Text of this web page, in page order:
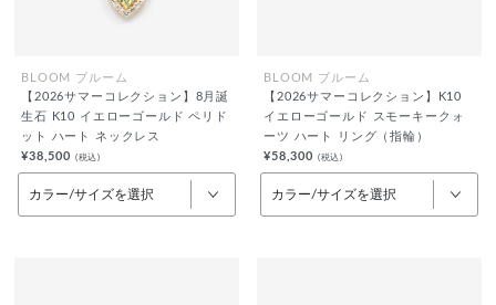
BLOOM ブルーム
【2026サマーコレクション】8月誕
生石 K10 イエローゴールド ペリド
ット ハート ネックレス
¥38,500 (税込)
カラー/サイズを選択
BLOOM ブルーム
【2026サマーコレクション】K10
イエローゴールド スモーキークォ
ーツ ハート リング（指輪）
¥58,300 (税込)
カラー/サイズを選択